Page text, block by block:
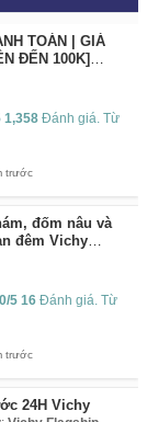
TOÁN | GIÁ
ĐẾN 100K]
(Dành cho mọi
Store
1,358 Đánh giá. Từ
trước
đốm nâu và
đêm Vichy
5 16 Đánh giá. Từ
trước
24H Vichy